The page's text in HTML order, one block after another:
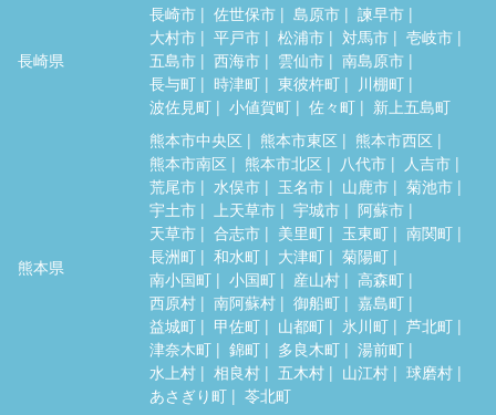
長崎県
長崎市 佐世保市 島原市
諫早市
大村市
平戸市 松浦市 対馬市
壱岐市
五島市
西海市 雲仙市
南島原市
長与町
時津町 東彼杵町
川棚町
波佐見町
小値賀町 佐々町 新上五島町
熊本県
熊本市中央区 熊本市東区
熊本市西区
熊本市南区
熊本市北区 八代市
人吉市
荒尾市
水俣市 玉名市 山鹿市
菊池市
宇土市
上天草市 宇城市
阿蘇市
天草市
合志市 美里町 玉東町
南関町
長洲町
和水町 大津町
菊陽町
南小国町
小国町 産山村
高森町
西原村
南阿蘇村 御船町
嘉島町
益城町
甲佐町 山都町 氷川町
芦北町
津奈木町
錦町 多良木町
湯前町
水上村
相良村 五木村 山江村
球磨村
あさぎり町
苓北町